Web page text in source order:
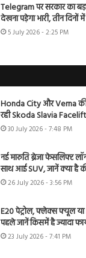
Telegram पर सरकार का
देखना पड़ेगा भारी, तीन दिनों
5 July 2026 - 2:25 PM
Honda City और Verna
रही Skoda Slavia Facelift
30 July 2026 - 7:48 PM
नई मारुति ब्रेजा फेसलिफ्ट
साथ आई SUV, जानें क्या है
26 July 2026 - 3:56 PM
E20 पेट्रोल, फ्लेक्स फ्यूल या
पहले जानें किसमें है ज्यादा
23 July 2026 - 7:41 PM